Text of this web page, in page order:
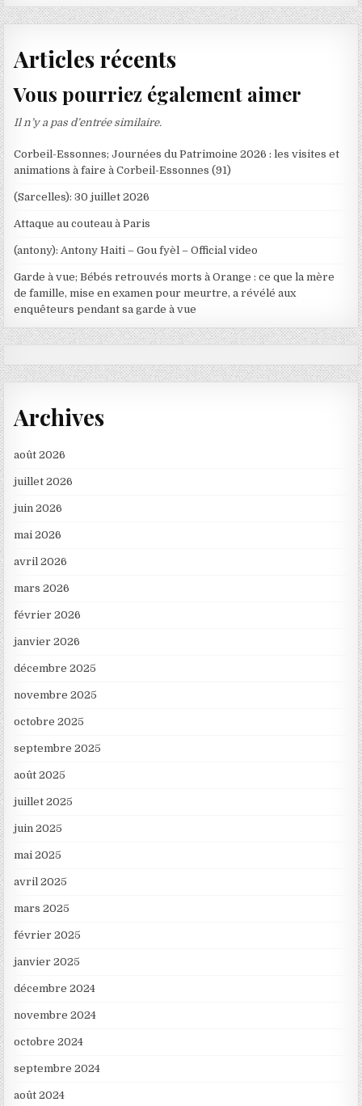
Articles récents
Vous pourriez également aimer
Il n’y a pas d’entrée similaire.
Corbeil-Essonnes; Journées du Patrimoine 2026 : les visites et
animations à faire à Corbeil-Essonnes (91)
(Sarcelles): 30 juillet 2026
Attaque au couteau à Paris
(antony): Antony Haiti – Gou fyèl – Official video
Garde à vue; Bébés retrouvés morts à Orange : ce que la mère
de famille, mise en examen pour meurtre, a révélé aux
enquêteurs pendant sa garde à vue
Archives
août 2026
juillet 2026
juin 2026
mai 2026
avril 2026
mars 2026
février 2026
janvier 2026
décembre 2025
novembre 2025
octobre 2025
septembre 2025
août 2025
juillet 2025
juin 2025
mai 2025
avril 2025
mars 2025
février 2025
janvier 2025
décembre 2024
novembre 2024
octobre 2024
septembre 2024
août 2024